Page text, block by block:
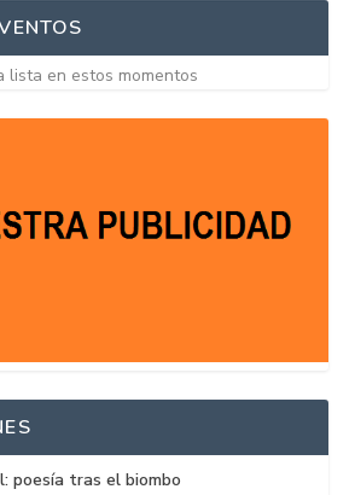
lista en estos momentos
poesía tras el biombo